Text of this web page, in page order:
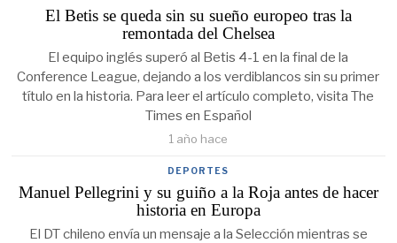
El Betis se queda sin su sueño europeo tras la
remontada del Chelsea
El equipo inglés superó al Betis 4-1 en la final de la
Conference League, dejando a los verdiblancos sin su primer
título en la historia. Para leer el artículo completo, visita The
Times en Español
1 año hace
DEPORTES
Manuel Pellegrini y su guiño a la Roja antes de hacer
historia en Europa
El DT chileno envía un mensaje a la Selección mientras se